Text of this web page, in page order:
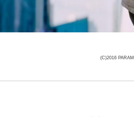
(C)2016